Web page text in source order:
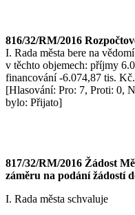
816/32/RM/2016
I. Rada města bere na
v těchto objemech: příjmy
financování -6.074,87 tis. Kč.
[Hlasování: Pro: 7, Proti: 0,
bylo: Přijato]
817/32/RM/2016 Žádost
záměru na podání žádostí
I. Rada města schvaluje